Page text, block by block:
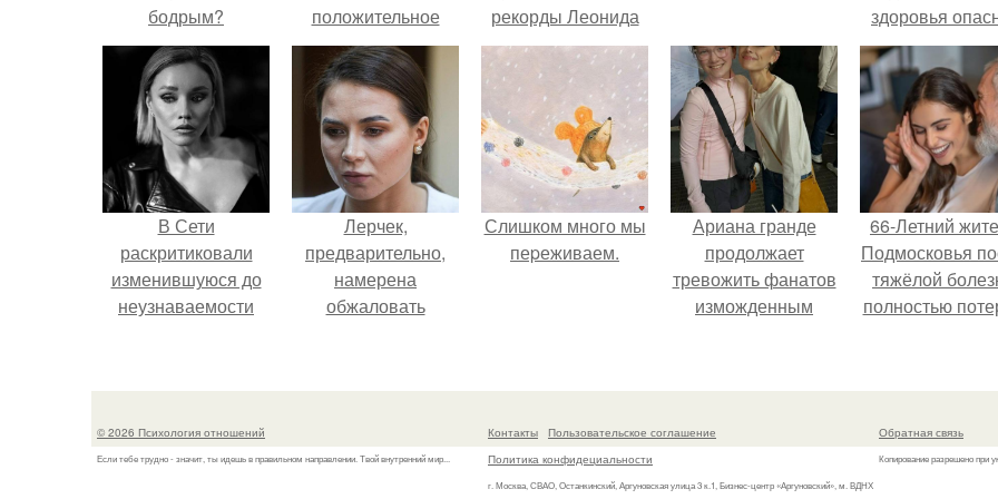
бодрым?
положительное
эмоциональное
вовлечение,
взаимодействие.
рекорды Леонида
Тараненко.
здоровья
В Сети
раскритиковали
изменившуюся до
неузнаваемости
Лерчек,
предварительно,
намерена
обжаловать
Слишком много мы
пеpеживаем.
Ариана гранде
продолжает
тревожить фанатов
изможденным
66-Летний
Подмосковья
тяжёлой
полностью
молодой
пишут СМИ.
© 2026 Психология отношений
Если тебе трудно - значит, ты идешь в правильном направлении. Твой внутренний мир...
Контакты
Пользовательское соглашение
Политика конфидециальности
г. Москва, СВАО, Останкинский, Аргуновская улица 3 к.1, Бизнес-центр «Аргуновский», м. ВДНХ
Обратная связь
Копирование разрешено при